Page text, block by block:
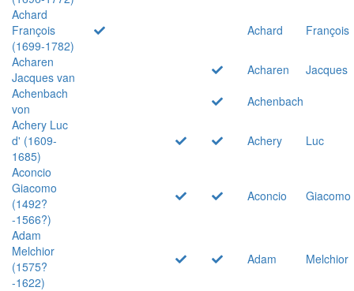
Achard
François
(1699-1782)
Achard
François
Acharen
Jacques van
Acharen
Jacques
Achenbach
von
Achenbach
Achery Luc
d' (1609-
1685)
Achery
Luc
Aconcio
Giacomo
(1492?
-1566?)
Aconcio Giacomo
Adam
Melchior
(1575?
-1622)
Adam Melchior